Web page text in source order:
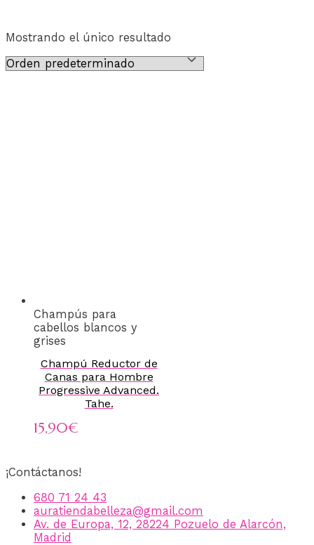
Mostrando el único resultado
Champús para
cabellos blancos y
grises
Champú Reductor de
Canas para Hombre
Progressive Advanced.
Tahe.
15,90€
¡Contáctanos!
680 71 24 43
auratiendabelleza@gmail.com
Av. de Europa, 12, 28224 Pozuelo de Alarcón,
Madrid